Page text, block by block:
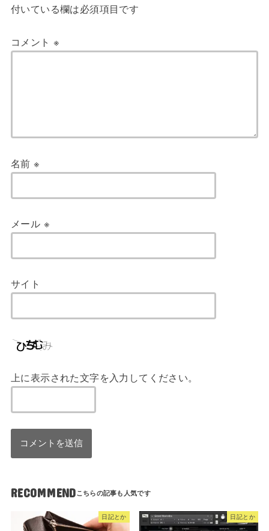
付いている欄は必須項目です
コメント ※
名前※
メール ※
サイト
上に表示された文字を入力してください。
RECOMMEND
日記とか 日記とか